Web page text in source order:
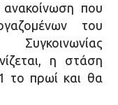
που
του
η στάση
το πρωί και θα